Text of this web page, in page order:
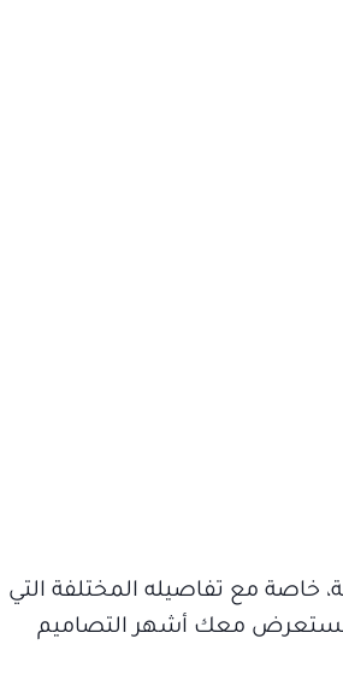
خاصة مع تفاصيله المختلفة التي
نستعرض معك أشهر التصاميم